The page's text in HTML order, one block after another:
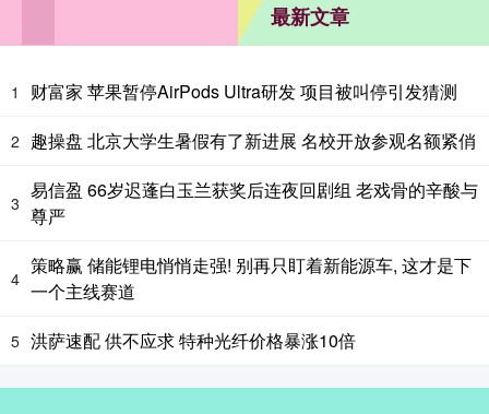
最新文章
1 财富家 苹果暂停AirPods Ultra研发 项目被叫停引发猜测
2 趣操盘 北京大学生暑假有了新进展 名校开放参观名额紧俏
3
易信盈 66岁迟蓬白玉兰获奖后连夜回剧组 老戏骨的辛酸与
尊严
4
策略赢 储能锂电悄悄走强! 别再只盯着新能源车, 这才是下
一个主线赛道
5 洪萨速配 供不应求 特种光纤价格暴涨10倍